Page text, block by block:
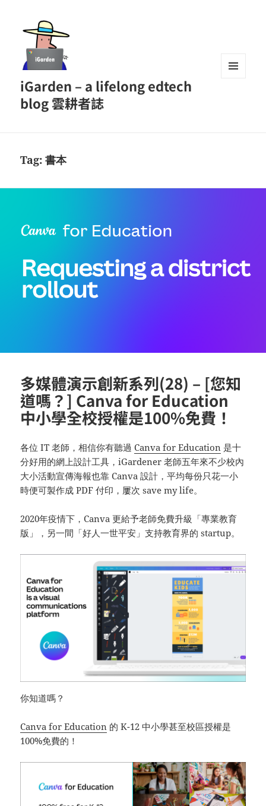
iGarden – a lifelong edtech
blog 雲耕者誌
Tag:書本
多媒體演示創新系列(28) – [您知
道嗎？] Canva for Education
中小學全校授權是100%免費！
各位 IT 老師，相信你有聽過Canva for Education 是十
分好用的網上設計工具，iGardener 老師五年來不少校內
大小活動宣傳海報也靠 Canva 設計，平均每份只花一小
時便可製作成 PDF 付印，屢次 save my life。
2020年疫情下，Canva 更給予老師免費升級「專業教育
版」，另一間「好人一世平安」支持教育界的 startup。
你知道嗎？
Canva for Education 的 K-12 中小學甚至校區授權是
100%免費的！